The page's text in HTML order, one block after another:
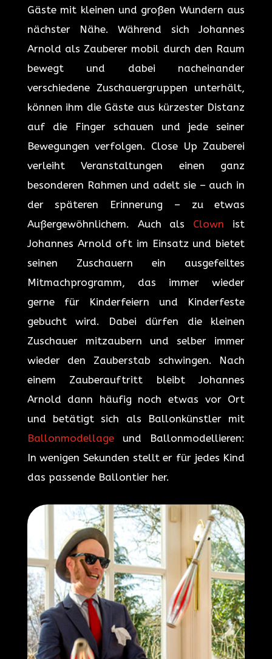
Gäste mit kleinen und großen Wundern aus
nächster Nähe. Während sich Johannes
Arnold als Zauberer mobil durch den Raum
bewegt und dabei nacheinander
verschiedene Zuschauergruppen unterhält,
können ihm die Gäste aus kürzester Distanz
auf die Finger schauen und jede seiner
Bewegungen verfolgen. Close Up Zauberei
verleiht Veranstaltungen einen ganz
besonderen Rahmen und adelt sie – auch in
der späteren Erinnerung – zu etwas
Außergewöhnlichem. Auch als Clown ist
Johannes Arnold oft im Einsatz und bietet
seinen Zuschauern ein ausgefeiltes
Mitmachprogramm, das immer wieder
gerne für Kinderfeiern und Kinderfeste
gebucht wird. Dabei dürfen die kleinen
Zuschauer mitzaubern und selber immer
wieder den Zauberstab schwingen. Nach
einem Zauberauftritt bleibt Johannes
Arnold dann häufig noch etwas vor Ort
und betätigt sich als Ballonkünstler mit
Ballonmodellageund Ballonmodellieren:
In wenigen Sekunden stellt er für jedes Kind
das passende Ballontier her.